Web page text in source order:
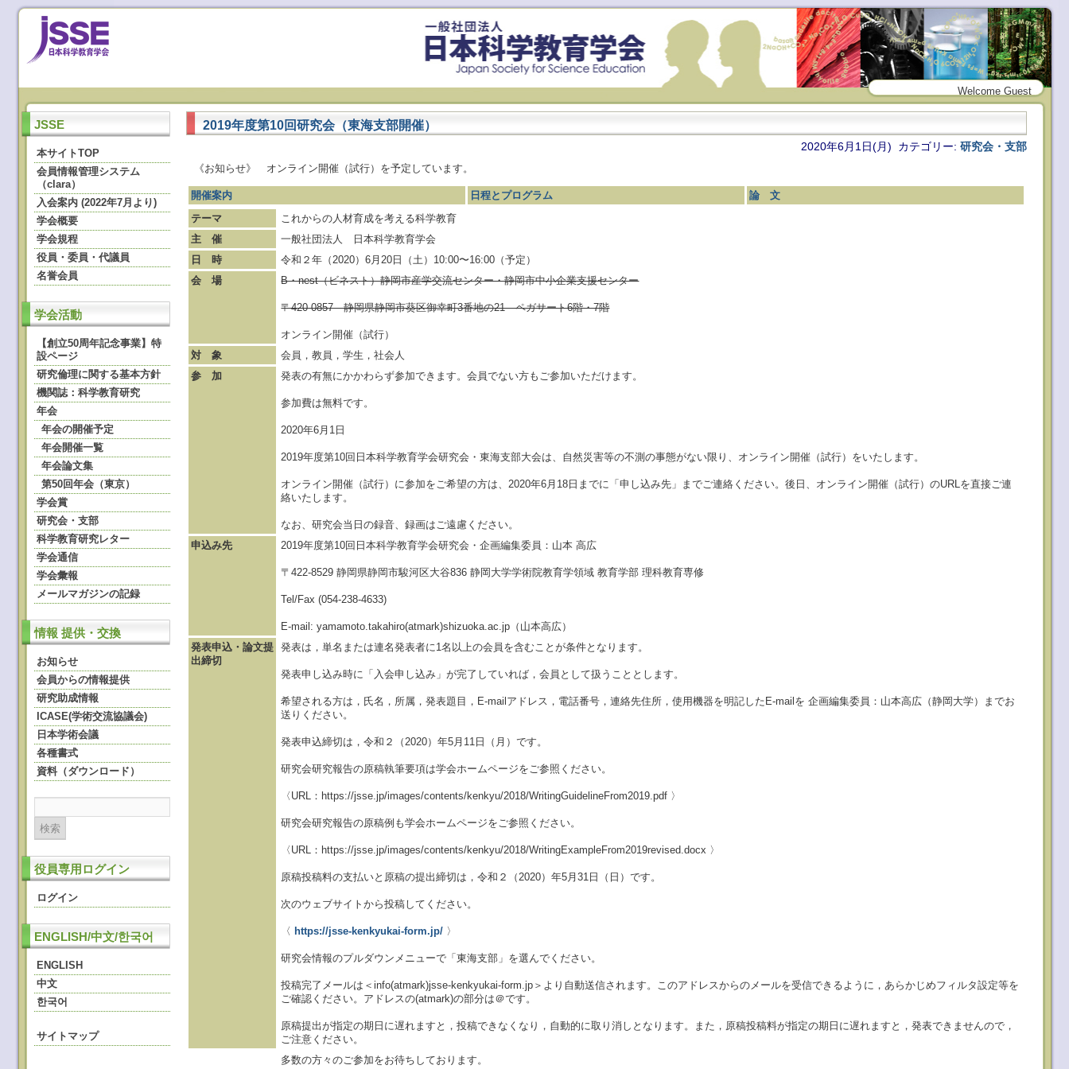
Welcome Guest
JSSE
本サイトTOP
会員情報管理システム
（clara）
入会案内 (2022年7月より)
学会概要
学会規程
役員・委員・代議員
名誉会員
学会活動
【創立50周年記念事業】特
設ページ
研究倫理に関する基本方針
機関誌：科学教育研究
年会
年会の開催予定
年会開催一覧
年会論文集
第50回年会（東京）
学会賞
研究会・支部
科学教育研究レター
学会通信
学会彙報
メールマガジンの記録
情報 提供・交換
お知らせ
会員からの情報提供
研究助成情報
ICASE(学術交流協議会)
日本学術会議
各種書式
資料（ダウンロード）
役員専用ログイン
ログイン
ENGLISH/中文/한국어
ENGLISH
中文
한국어
サイトマップ
2019年度第10回研究会（東海支部開催）
2020年6月1日(月) カテゴリー: 研究会・支部
《お知らせ》 オンライン開催（試行）を予定しています。
開催案内 日程とプログラム
論 文
テーマ
これからの人材育成を考える科学教育
主 催
一般社団法人 日本科学教育学会
日 時
令和２年（2020）6月20日（土）10:00〜16:00（予定）
会 場
B・nest（ビネスト）静岡市産学交流センター・静岡市中小企業支援センター
〒420-0857 静岡県静岡市葵区御幸町3番地の21 ペガサート6階・7階
オンライン開催（試行）
対 象
会員，教員，学生，社会人
参 加
発表の有無にかかわらず参加できます。会員でない方もご参加いただけます。
参加費は無料です。
2020年6月1日
2019年度第10回日本科学教育学会研究会・東海支部大会は、自然災害等の不測の事態がない限り、オンライン開催（試行）をいたします。
オンライン開催（試行）に参加をご希望の方は、2020年6月18日までに「申し込み先」までご連絡ください。後日、オンライン開催（試行）のURLを直接ご連
絡いたします。
なお、研究会当日の録音、録画はご遠慮ください。
申込み先
2019年度第10回日本科学教育学会研究会・企画編集委員：山本 高広
〒422-8529 静岡県静岡市駿河区大谷836 静岡大学学術院教育学領域 教育学部 理科教育専修
Tel/Fax (054-238-4633)
E-mail: yamamoto.takahiro(atmark)shizuoka.ac.jp（山本高広）
発表申込・論文提
出締切
発表は，単名または連名発表者に1名以上の会員を含むことが条件となります。
発表申し込み時に「入会申し込み」が完了していれば，会員として扱うこととします。
希望される方は，氏名，所属，発表題目，E-mailアドレス，電話番号，連絡先住所，使用機器を明記したE-mailを 企画編集委員：山本高広（静岡大学）までお
送りください。
発表申込締切は，令和２（2020）年5月11日（月）です。
研究会研究報告の原稿執筆要項は学会ホームページをご参照ください。
〈URL：https://jsse.jp/images/contents/kenkyu/2018/WritingGuidelineFrom2019.pdf 〉
研究会研究報告の原稿例も学会ホームページをご参照ください。
〈URL：https://jsse.jp/images/contents/kenkyu/2018/WritingExampleFrom2019revised.docx 〉
原稿投稿料の支払いと原稿の提出締切は，令和２（2020）年5月31日（日）です。
次のウェブサイトから投稿してください。
〈 https://jsse-kenkyukai-form.jp/ 〉
研究会情報のプルダウンメニューで「東海支部」を選んでください。
投稿完了メールは＜info(atmark)jsse-kenkyukai-form.jp＞より自動送信されます。このアドレスからのメールを受信できるように，あらかじめフィルタ設定等を
ご確認ください。アドレスの(atmark)の部分は＠です。
原稿提出が指定の期日に遅れますと，投稿できなくなり，自動的に取り消しとなります。また，原稿投稿料が指定の期日に遅れますと，発表できませんので，
ご注意ください。
多数の方々のご参加をお待ちしております。